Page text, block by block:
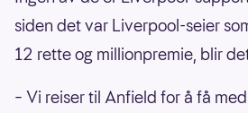
siden det var Liverpool-seier
12 rette og millionpremie, blir
– Vi reiser til Anfield for å få